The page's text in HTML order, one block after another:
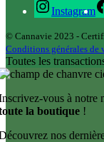
Instagram
© Cannavie 2023 -
Conditions générales de
Toutes les
vous à notre
la boutique !
nos